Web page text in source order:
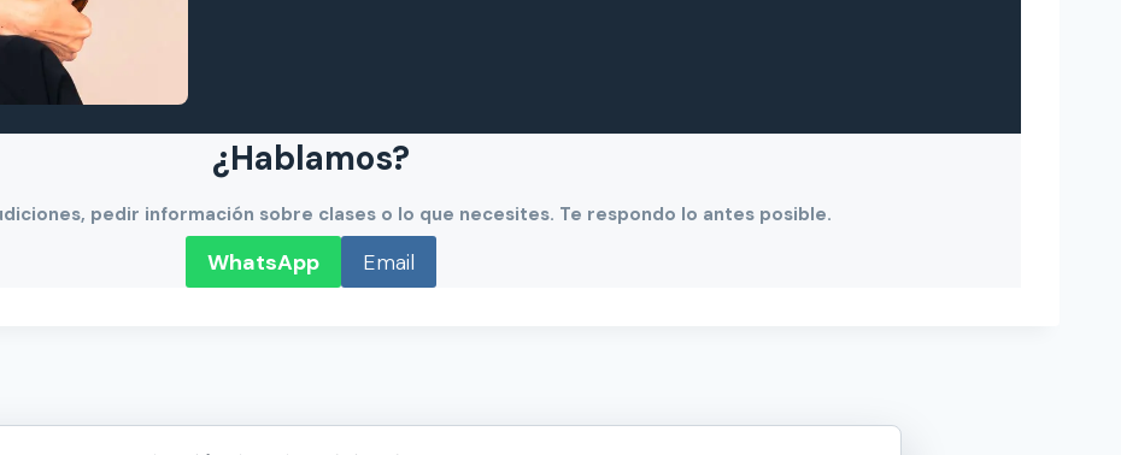
¿Hablamos?
pedir información sobre clases o lo que necesites. Te respondo lo antes posible.
WhatsApp Email